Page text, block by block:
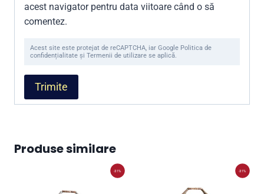
acest navigator pentru data viitoare când o să
comentez.
Acest site este protejat de reCAPTCHA, iar Google Politica de
confidențialitate și Termenii de utilizare se aplică.
Produse similare
-31% -31%